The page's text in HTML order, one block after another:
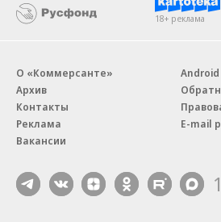
18+ реклама
О «Коммерсанте»
Архив
Контакты
Реклама
Вакансии
Android
E-mail